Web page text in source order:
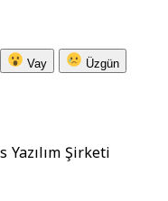
Vay Üzgün
Şirketi